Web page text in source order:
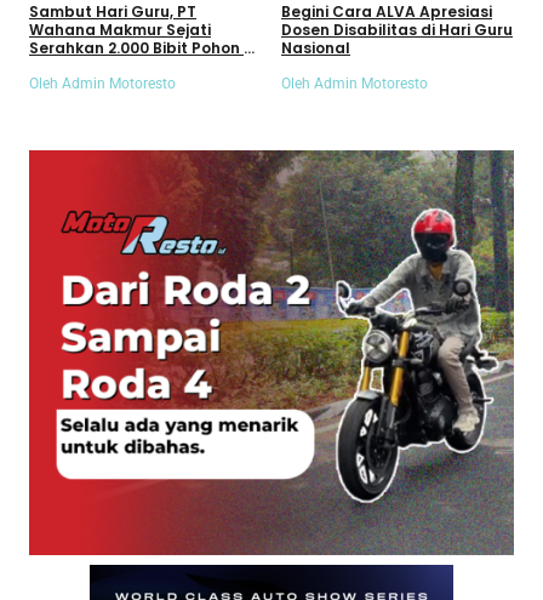
Sambut Hari Guru, PT
Wahana Makmur Sejati
Serahkan 2.000 Bibit Pohon ke
Oleh Admin Motoresto
Begini Cara ALVA Apresiasi
Dosen Disabilitas di Hari Guru
Nasional
Oleh Admin Motoresto